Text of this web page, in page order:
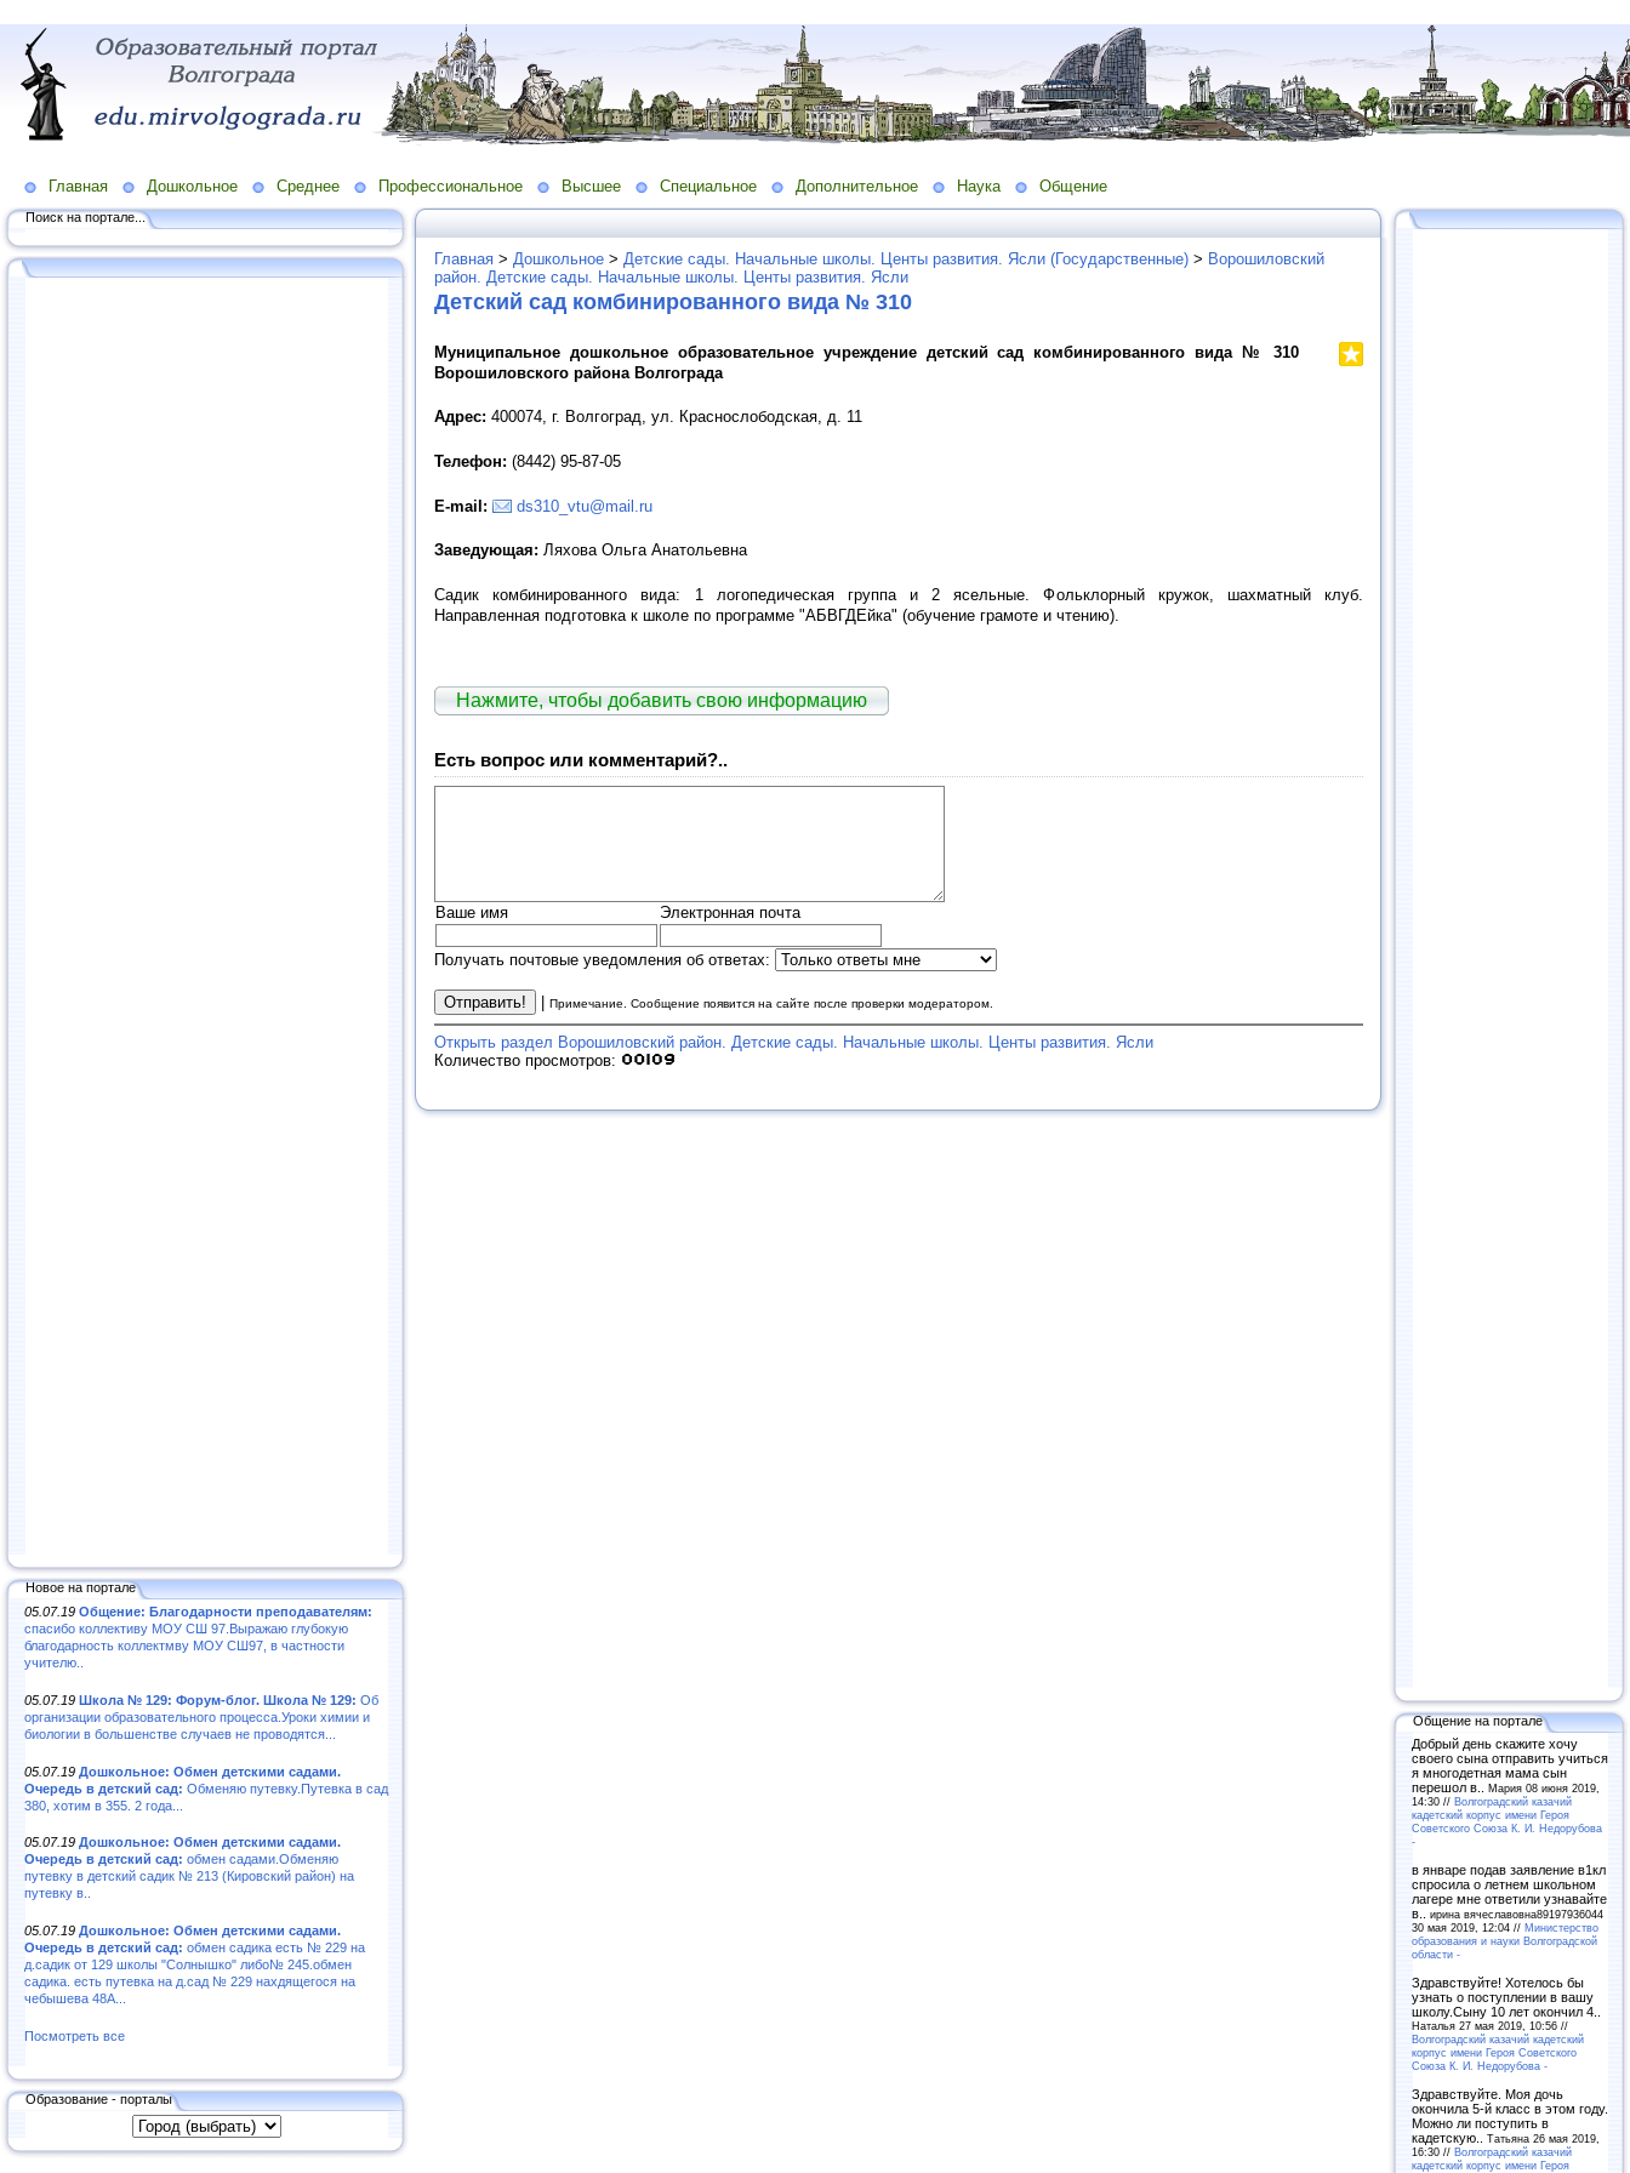
Главная Дошкольное Среднее Профессиональное Высшее Специальное Дополнительное Наука Общение
Поиск на портале...
Новое на портале
05.07.19 Общение: Благодарности преподавателям:
спасибо коллективу МОУ СШ 97.Выражаю глубокую
благодарность коллектмву МОУ СШ97, в частности
учителю..
05.07.19 Школа № 129: Форум-блог. Школа № 129: Об
организации образовательного процесса.Уроки химии и
биологии в большенстве случаев не проводятся...
05.07.19 Дошкольное: Обмен детскими садами.
Очередь в детский сад: Обменяю путевку.Путевка в сад
380, хотим в 355. 2 года...
05.07.19 Дошкольное: Обмен детскими садами.
Очередь в детский сад: обмен садами.Обменяю
путевку в детский садик № 213 (Кировский район) на
путевку в..
05.07.19 Дошкольное: Обмен детскими садами.
Очередь в детский сад: обмен садика есть № 229 на
д.садик от 129 школы "Солнышко" либо№ 245.обмен
садика. есть путевка на д.сад № 229 нахдящегося на
чебышева 48А...
Посмотреть все
Образование - порталы
Главная > Дошкольное > Детские сады. Начальные школы. Центы развития. Ясли (Государственные) > Ворошиловский
район. Детские сады. Начальные школы. Центы развития. Ясли
Детский сад комбинированного вида № 310
Муниципальное дошкольное образовательное учреждение детский сад комбинированного вида № 310
Ворошиловского района Волгограда
Адрес: 400074, г. Волгоград, ул. Краснослободская, д. 11
Телефон: (8442) 95-87-05
E-mail: ds310_vtu@mail.ru
Заведующая: Ляхова Ольга Анатольевна
Садик комбинированного вида: 1 логопедическая группа и 2 ясельные. Фольклорный кружок, шахматный клуб.
Направленная подготовка к школе по программе "АБВГДЕйка" (обучение грамоте и чтению).
Нажмите, чтобы добавить свою информацию
Есть вопрос или комментарий?..
Ваше имя Электронная почта
Получать почтовые уведомления об ответах:
Примечание. Сообщение появится на сайте после проверки модератором.
Открыть раздел Ворошиловский район. Детские сады. Начальные школы. Центы развития. Ясли
Количество просмотров:
Общение на портале
Добрый день скажите хочу
своего сына отправить учиться
я многодетная мама сын
перешол в.. Мария 08 июня 2019,
14:30 // Волгоградский казачий
кадетский корпус имени Героя
Советского Союза К. И. Недорубова
-
в январе подав заявление в1кл
спросила о летнем школьном
лагере мне ответили узнавайте
в.. ирина вячеславовна89197936044
30 мая 2019, 12:04 // Министерство
образования и науки Волгоградской
области -
Здравствуйте! Хотелось бы
узнать о поступлении в вашу
школу.Сыну 10 лет окончил 4..
Наталья 27 мая 2019, 10:56 //
Волгоградский казачий кадетский
корпус имени Героя Советского
Союза К. И. Недорубова -
Здравствуйте. Моя дочь
окончила 5-й класс в этом году.
Можно ли поступить в
кадетскую.. Татьяна 26 мая 2019,
16:30 // Волгоградский казачий
кадетский корпус имени Героя